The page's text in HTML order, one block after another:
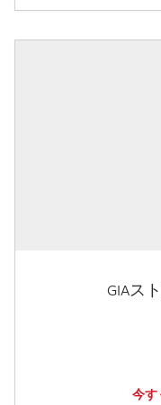
GIAス
今す